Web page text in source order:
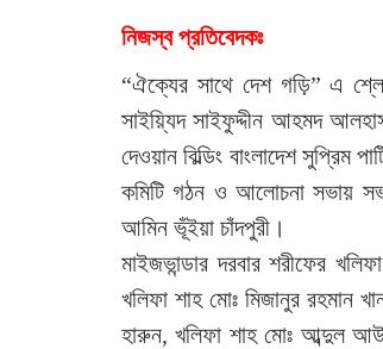
নিজস্ব প্রতিবেদকঃ
“ঐক্যের সাথে দেশ গড়ি” এ
সাইয়্যিদ সাইফুদ্দীন আহমদ
দেওয়ান বিল্ডিং বাংলাদেশ সুপ্রিম
কমিটি গঠন ও আলোচনা সভায়
আমিন ভূঁইয়া চাঁদপুরী।
মাইজভান্ডার দরবার শরীফের
খলিফা শাহ মোঃ মিজানুর রহমান
হারুন, খলিফা শাহ মোঃ আব্দুল